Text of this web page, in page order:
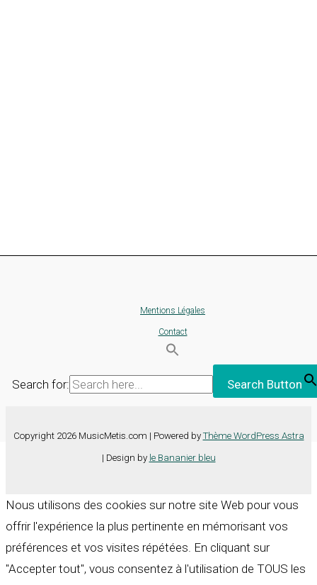
Mentions Légales
Contact
Search for: Search Button
Copyright 2026 MusicMetis.com | Powered by Thème WordPress Astra
| Design by le Bananier bleu
Nous utilisons des cookies sur notre site Web pour vous
offrir l'expérience la plus pertinente en mémorisant vos
préférences et vos visites répétées. En cliquant sur
"Accepter tout", vous consentez à l'utilisation de TOUS les